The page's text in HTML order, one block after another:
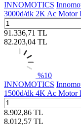
INNOMOTICS
3000d/dk 2K Ac Motor
91.336,71 TL
82.203,04 TL
%10
INNOMOTICS
1500d/dk 4K Ac Motor
8.902,86 TL
8.012,57 TL